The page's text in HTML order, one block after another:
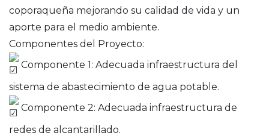
coporaqueña mejorando su calidad de vida y un
aporte para el medio ambiente.
Componentes del Proyecto:
Componente 1: Adecuada infraestructura del
sistema de abastecimiento de agua potable.
Componente 2: Adecuada infraestructura de
redes de alcantarillado.